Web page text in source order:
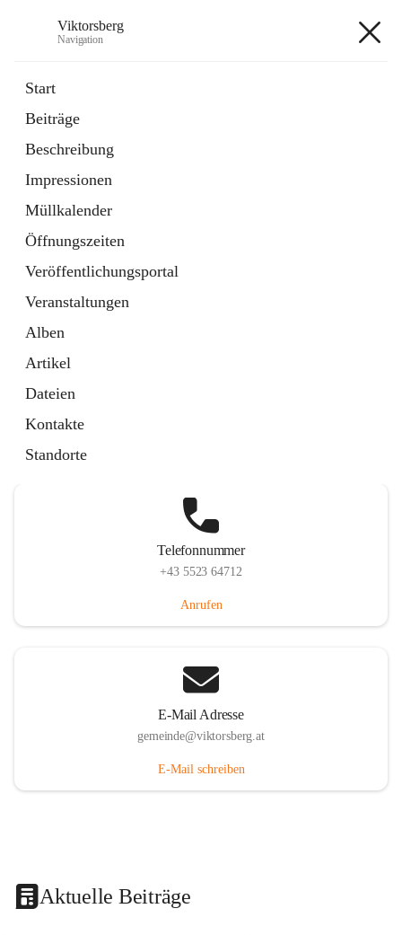
Viktorsberg
Navigation
Start
Beiträge
Beschreibung
Impressionen
Müllkalender
Öffnungszeiten
Veröffentlichungsportal
Veranstaltungen
Alben
Artikel
Dateien
Kontakte
Standorte
1 Schnellzugriff
Bürgerservice
10 Schnellzugriffe
Telefonnummer
+43 5523 64712
Anrufen
E-Mail Adresse
gemeinde@viktorsberg.at
E-Mail schreiben
Aktuelle Beiträge